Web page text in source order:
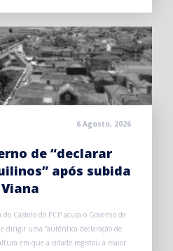
6 Agosto, 2026
de “declarar
após subida
Castelo do PCP acusa o Governo de
dirigir uma “autêntica declaração de
em que a cidade registou a maior